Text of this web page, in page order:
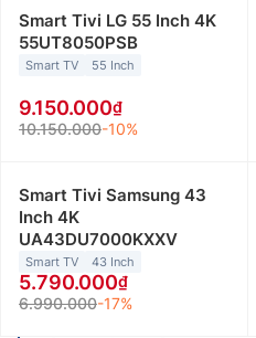
Smart Tivi LG 55 Inch 4K
55UT8050PSB
Smart TV 55 Inch
9.150.000
10.150.000-10%
Smart Tivi Samsung 43
Inch 4K
UA43DU7000KXXV
Smart TV 43 Inch
5.790.000
6.990.000-17%